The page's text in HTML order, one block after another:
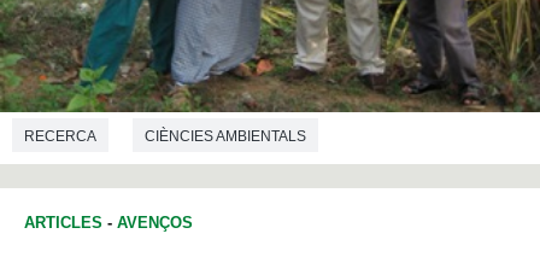
RECERCA CIÈNCIES AMBIENTALS
ARTICLES - AVENÇOS